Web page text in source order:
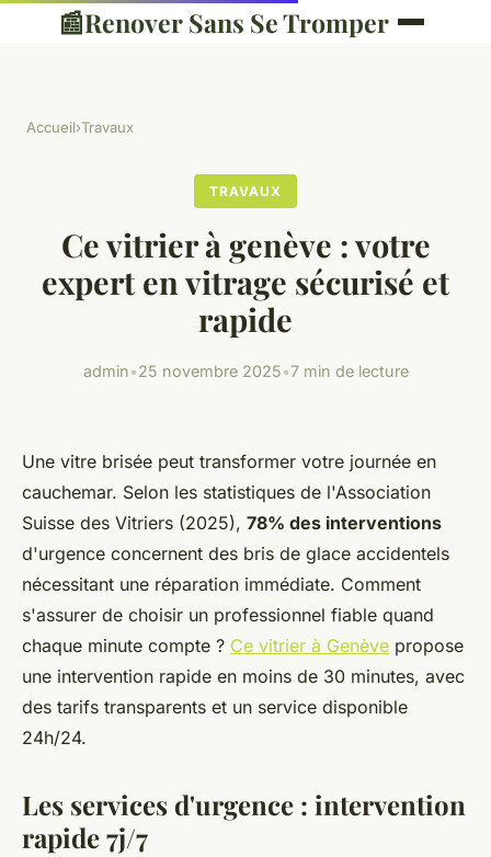
📰Renover Sans Se Tromper
Accueil›Travaux
TRAVAUX
Ce vitrier à genève : votre
expert en vitrage sécurisé et
rapide
admin•25 novembre 2025•7 min de lecture
Une vitre brisée peut transformer votre journée en
cauchemar. Selon les statistiques de l'Association
Suisse des Vitriers (2025), 78% des interventions
d'urgence concernent des bris de glace accidentels
nécessitant une réparation immédiate. Comment
s'assurer de choisir un professionnel fiable quand
chaque minute compte ? Ce vitrier à Genève propose
une intervention rapide en moins de 30 minutes, avec
des tarifs transparents et un service disponible
24h/24.
Les services d'urgence : intervention
rapide 7j/7